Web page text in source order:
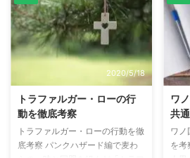
ィは覇気が使えなかったので、自
然系（ロギア）「スナスナの実」
の能力者であるクロコダイルに勝
つことは、海楼石でもないと不可
能だと思われました。 しかし
「スナスナの実」は水が弱点で、
す。ルフィはその弱点を見抜き、
水と血を利用してクロコダイルを
撃破しまいた。 ただこのシーン
で、一つの疑問。水をもっていな
「
ある
ド
部
い
こと
す
で
「
いっ
2020/5/18
トラファルガー・ローの行
動を徹底考察
トラファルガー・ローの行動を徹
底考察 パンクハザード編で麦わ
ワ
共
ワノ
を考